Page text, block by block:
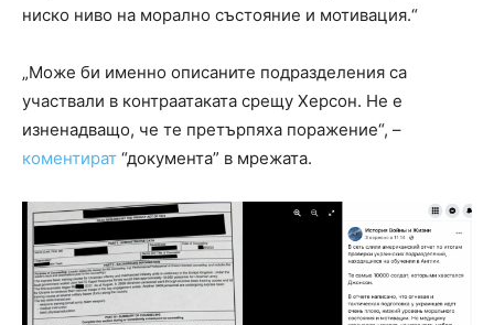
ниско ниво на морално състояние и мотивация.“
„Може би именно описаните подразделения са
участвали в контраатаката срещу Херсон. Не е
изненадващо, че те претърпяха поражение“, –
коментират “документа” в мрежата.